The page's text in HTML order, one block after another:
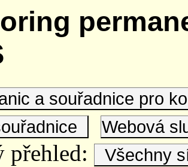
a souřadnice pro
Webová
přehled:
Všechny